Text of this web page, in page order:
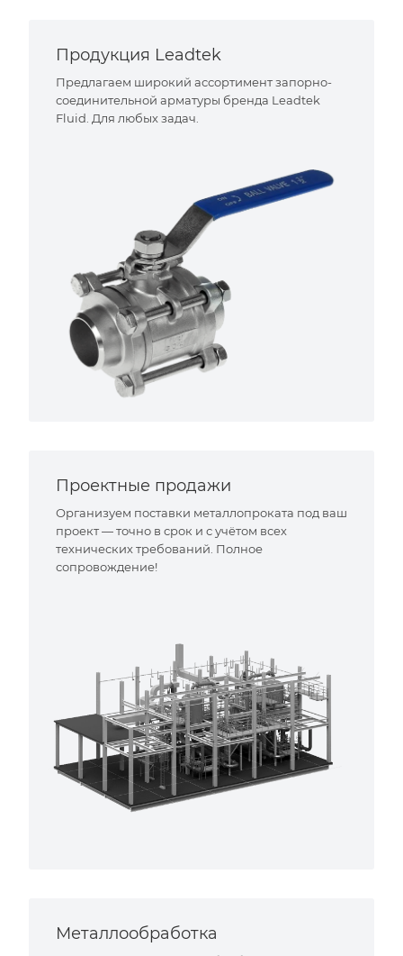
Продукция Leadtek
Предлагаем широкий ассортимент запорно-
соединительной арматуры бренда Leadtek
Fluid. Для любых задач.
Проектные продажи
Организуем поставки металлопроката под ваш
проект — точно в срок и с учётом всех
технических требований. Полное
сопровождение!
Металлообработка